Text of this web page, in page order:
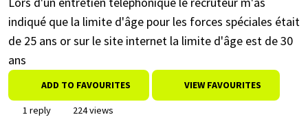
indiqué que la limite d'âge pour les forces spéciales était
de 25 ans or sur le site internet la limite d'âge est de 30
ans
ADD TO FAVOURITES VIEW FAVOURITES
1 reply
224 views